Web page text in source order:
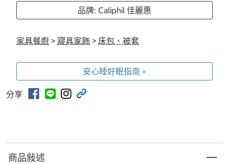
品牌: Caliphil 佳麗惠
家具餐廚 > 寢具家飾 > 床包、被套
安心睡好眠指南 »
分享
商品敍述